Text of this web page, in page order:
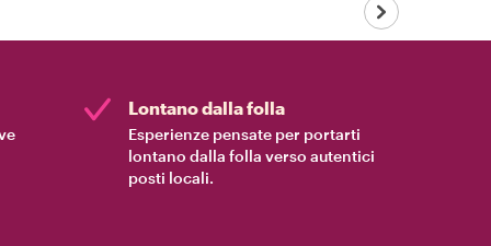
Lontano dalla folla
Esperienze pensate per portarti
lontano dalla folla verso autentici
posti locali.